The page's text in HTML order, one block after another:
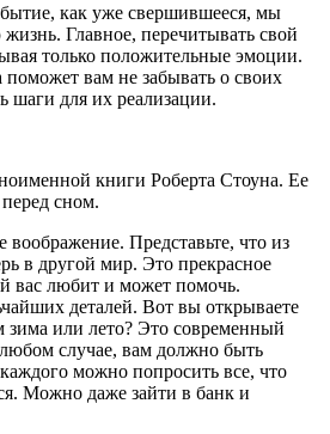
как уже свершившееся, мы
Главное, перечитывать свой
только положительные эмоции.
поможет вам не забывать о своих
шаги для их реализации.
книги Роберта Стоуна. Ее
сном.
воображение. Представьте, что из
в другой мир. Это прекрасное
вас любит и может помочь.
деталей. Вот вы открываете
зима или лето? Это современный
случае, вам должно быть
можно попросить все, что
Можно даже зайти в банк и